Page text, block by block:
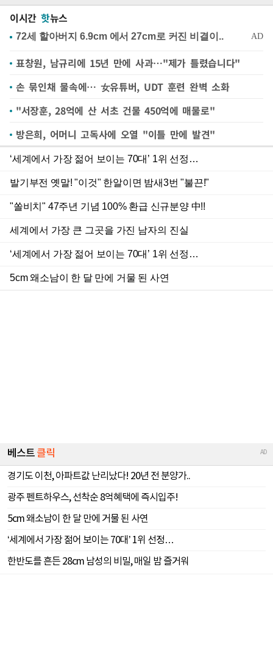
이시간 핫뉴스
표창원, 남규리에 15년 만에 사과…"제가 틀렸습니다"
손 묶인채 물속에… 女유튜버, UDT 훈련 완벽 소화
"서장훈, 28억에 산 서초 건물 450억에 매물로"
방은희, 어머니 고독사에 오열 "이틀 만에 발견"